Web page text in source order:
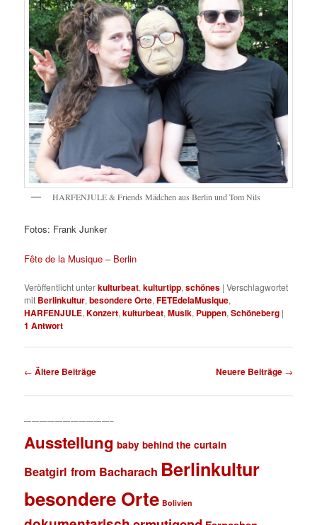
HARFENJULE & Friends Mädchen aus Berlin und Tom Nils
Fotos: Frank Junker
Fête de la Musique – Berlin
Veröffentlicht unterkulturbeat,kulturtipp,schönes |Verschlagwortet
mit Berlinkultur,besondere Orte,FETEdelaMusique,
HARFENJULE,Konzert,kulturbeat,Musik, Puppen,Schöneberg |
1 Antwort
Beitragsnavigation
← Ältere Beiträge Neuere Beiträge →
———————————–
Ausstellung baby behind the curtain
Beatgirl from Bacharach Berlinkultur
besondere Orte Bolivien